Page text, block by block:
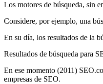
Los motores de búsqueda, sin
Considere, por ejemplo, una
En su día, los resultados de la
Resultados de búsqueda para
En ese momento (2011)
empresas de SEO.